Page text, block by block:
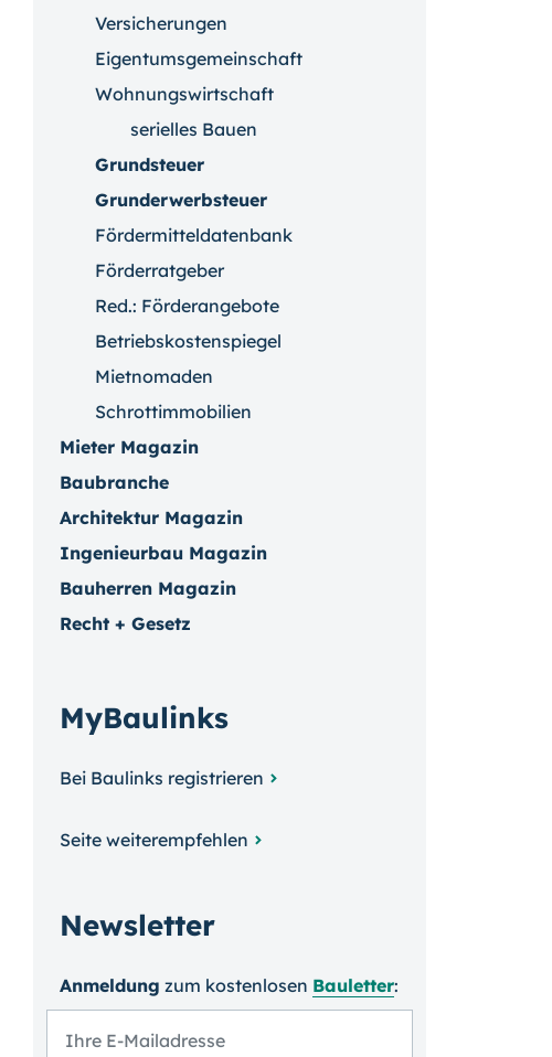
Versicherungen
Eigentumsgemeinschaft
Wohnungswirtschaft
serielles Bauen
Grundsteuer
Grunderwerbsteuer
Fördermitteldatenbank
Förderratgeber
Red.: Förderangebote
Betriebskostenspiegel
Mietnomaden
Schrottimmobilien
Mieter Magazin
Baubranche
Architektur Magazin
Ingenieurbau Magazin
Bauherren Magazin
Recht + Gesetz
MyBaulinks
Bei Baulinks registrieren
Seite weiterempfehlen
Newsletter
Anmeldung zum kosten­losen Bauletter: